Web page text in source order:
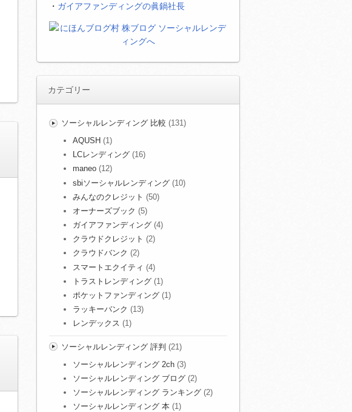
・ ガイアファンディングの眞鍋社長
カテゴリー
ソーシャルレンディング 比較 (131)
AQUSH (1)
LCレンディング (16)
maneo (12)
sbiソーシャルレンディング (10)
みんなのクレジット (50)
オーナーズブック (5)
ガイアファンディング (4)
クラウドクレジット (2)
クラウドバンク (2)
スマートエクイティ (4)
トラストレンディング (1)
ポケットファンディング (1)
ラッキーバンク (13)
レンデックス (1)
ソーシャルレンディング 評判 (21)
ソーシャルレンディング 2ch (3)
ソーシャルレンディング ブログ (2)
ソーシャルレンディング ランキング (2)
ソーシャルレンディング 本 (1)